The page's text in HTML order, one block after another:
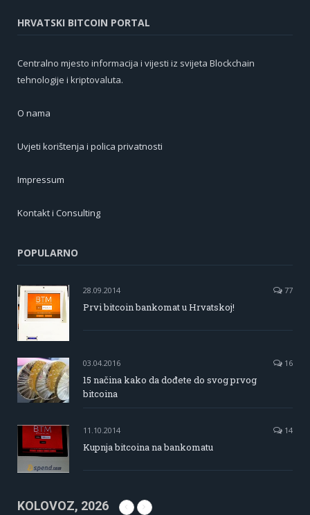
HRVATSKI BITCOIN PORTAL
Centralno mjesto informacija i vijesti iz svijeta Blockchain
tehnologije i kriptovaluta.
O nama
Uvjeti korištenja i polica privatnosti
Impressum
Kontakt i Consulting
POPULARNO
28.09.2014 77
Prvi bitcoin bankomat u Hrvatskoj!
03.04.2016 16
15 načina kako da dođete do svog prvog
bitcoina
11.10.2014 14
Kupnja bitcoina na bankomatu
KOLOVOZ, 2026